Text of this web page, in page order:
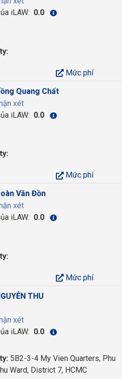
iLAW: 0.0
Mức phí
Quang Chất
xét
iLAW: 0.0
Mức phí
Văn Đồn
xét
iLAW: 0.0
Mức phí
THU
xét
iLAW: 0.0
5B2-3-4 My Vien Quarters, Phu
Ward, District 7, HCMC